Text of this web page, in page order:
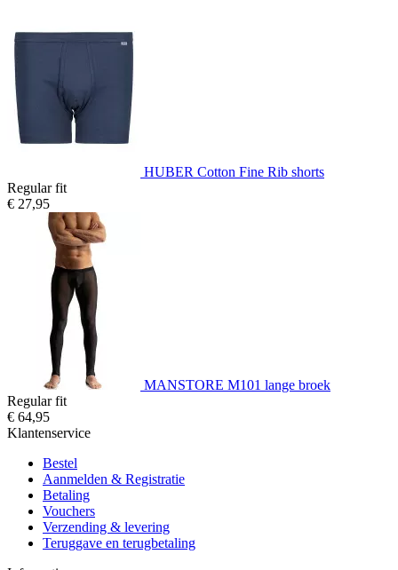
HUBER Cotton Fine Rib shorts
Regular fit
€ 27,95
MANSTORE M101 lange broek
Regular fit
€ 64,95
Klantenservice
Bestel
Aanmelden & Registratie
Betaling
Vouchers
Verzending & levering
Teruggave en terugbetaling